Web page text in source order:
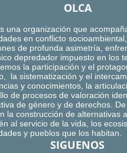
OLCA
una organización que
en conflicto
de profunda asimetría,
depredador impuesto en los
la participación y el
la sistematización y el
y conocimientos, la
de procesos de valoración
de género y de derechos.
la construcción de alternativas
al servicio de la vida, los
y pueblos que los habitan.
SIGUENOS